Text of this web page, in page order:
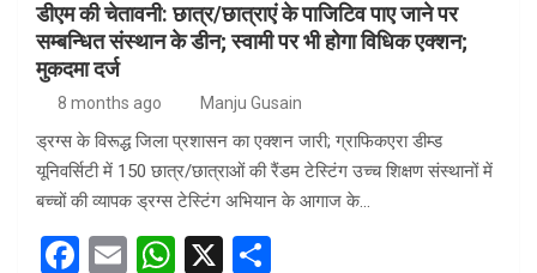
डीएम की चेतावनी: छात्र/छात्राएं के पाजिटिव पाए जाने पर
सम्बन्धित संस्थान के डीन; स्वामी पर भी होगा विधिक एक्शन;
मुकदमा दर्ज
8 months ago Manju Gusain
ड्रग्स के विरूद्ध जिला प्रशासन का एक्शन जारी; ग्राफिकएरा डीम्ड
यूनिवर्सिटी में 150 छात्र/छात्राओं की रैंडम टेस्टिंग उच्च शिक्षण संस्थानों में
बच्चों की व्यापक ड्रग्स टेस्टिंग अभियान के आगाज के…
F
E
W X